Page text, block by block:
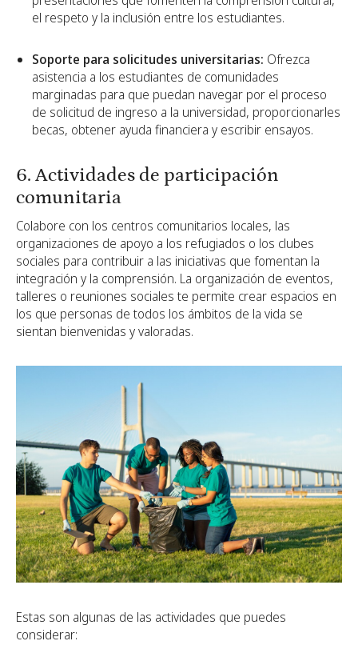
el respeto y la inclusión entre los estudiantes.
Soporte para solicitudes universitarias: Ofrezca
asistencia a los estudiantes de comunidades
marginadas para que puedan navegar por el proceso
de solicitud de ingreso a la universidad, proporcionarles
becas, obtener ayuda financiera y escribir ensayos.
6. Actividades de participación
comunitaria
Colabore con los centros comunitarios locales, las
organizaciones de apoyo a los refugiados o los clubes
sociales para contribuir a las iniciativas que fomentan la
integración y la comprensión. La organización de eventos,
talleres o reuniones sociales te permite crear espacios en
los que personas de todos los ámbitos de la vida se
sientan bienvenidas y valoradas.
Estas son algunas de las actividades que puedes
considerar: